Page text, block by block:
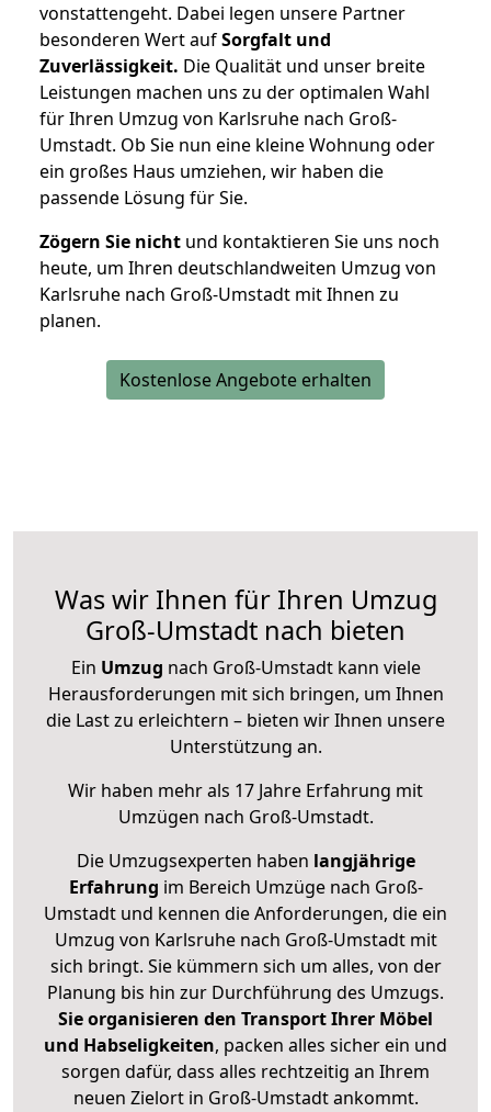
vonstattengeht. Dabei legen unsere Partner
besonderen Wert aufSorgfalt und
Zuverlässigkeit. Die Qualität und unser breite
Leistungen machen uns zu der optimalen Wahl
für Ihren Umzug von Karlsruhe nach Groß-
Umstadt. Ob Sie nun eine kleine Wohnung oder
ein großes Haus umziehen, wir haben die
passende Lösung für Sie.
Zögern Sie nicht und kontaktieren Sie uns noch
heute, um Ihren deutschlandweiten Umzug von
Karlsruhe nach Groß-Umstadt mit Ihnen zu
planen.
Kostenlose Angebote erhalten
Was wir Ihnen für Ihren Umzug
Groß-Umstadt nach bieten
Ein Umzug nach Groß-Umstadt kann viele
Herausforderungen mit sich bringen, um Ihnen
die Last zu erleichtern – bieten wir Ihnen unsere
Unterstützung an.
Wir haben mehr als 17 Jahre Erfahrung mit
Umzügen nach Groß-Umstadt.
Die Umzugsexperten haben langjährige
Erfahrung im Bereich Umzüge nach Groß-
Umstadt und kennen die Anforderungen, die ein
Umzug von Karlsruhe nach Groß-Umstadt mit
sich bringt. Sie kümmern sich um alles, von der
Planung bis hin zur Durchführung des Umzugs.
Sie organisieren den Transport Ihrer Möbel
und Habseligkeiten, packen alles sicher ein und
sorgen dafür, dass alles rechtzeitig an Ihrem
neuen Zielort in Groß-Umstadt ankommt.